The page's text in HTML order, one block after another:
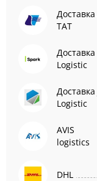
ТАТ
Logistic
Доставка
Logistic
AVIS
logistics
DHL